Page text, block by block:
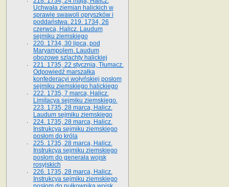
Uchwała ziemian halickich w
sprawie swawoli opryszków i
poddaństwa. 219. 1734, 26
czerwca, Halicz. Laudum
sejmiku ziemskiego
220. 1734, 30 lipca, pod
Maryampolem. Laudum
obozowe szlachty halickiej
221. 1735, 22 stycznia, Tłumacz.
Odpowiedź marszałka
konfederacyi wołyńskiej posłom
sejmiku ziemskiego halickiego
222. 1735, 7 marca, Halicz.
Limitacya sejmiku ziemskiego.
223. 1735, 28 marca, Halicz.
Laudum sejmiku ziemskiego
224. 1735, 28 marca, Halicz.
Instrukcya sejmiku ziemskiego
posłom do króla
225. 1735, 28 marca, Halicz.
Instrukcya sejmiku ziemskiego
posłom do generała wojsk
rosyjskich
226. 1735, 28 marca, Halicz.
Instrukcya sejmiku ziemskiego